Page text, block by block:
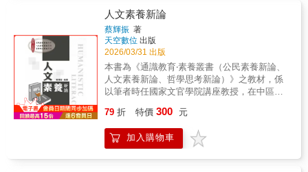
能內容不實。❈ ❈ ❈★從認識自己的偏誤開
始，透過案例分析了解周遭的世界，養成更開
闊的心態！書中收錄作者親自設計、解說的檢
查清單，將能幫助你練習逐一解析資訊，內化
成自然反應。▍背景知識：深入探討2大心理偏
誤——明明是錯誤資訊，為什麼我們還是選擇
相信？▍實務指南：攀爬「誤判階梯」的5個分
析步驟——查證事實僅僅只是第一步？如何保
護自己不受騙上當？▍解決方案：從個人到整
斥謬誤與謊言的世界保持清醒，我們可以怎麼
做？❈ ❈ ❈【各界名家好評如潮】【芝加哥
大學教授、國際貨幣基金組織前首席經濟學
哲學講座及線上課程，跟著古典哲學大師們一
起探討人生切身的大小問題。◎本書精選與時
代背景有關或對西洋哲學有深遠影響的理論，
讀者可一併了解西方哲學的傳統，如哲學的起
源、理想主義和現實主義、一元論和二元論
等，以及古希臘和中世紀的思想基礎差異。◎
除了介紹哲學家生平及理論核心，也描述哲學
哲學家穿著、表現手法，和拉斐爾的創作過
程⋯⋯成功結合哲學、歷史和藝術。
人文素養新論
蔡輝振 著
天空數位 出版
2026/03/31 出版
本書為《通識教育‧素養叢書（公民素養新論、
人文素養新論、哲學思考新論）》之教材，係
以筆者時任國家文官學院講座教授，在中區培
為基底，後隨著研究的深入，以及個人的體
悟，而有所新發現，進而補充而成，故曰《人
文素養新論》，意即有別於過往的論述。 本書
79 折 特價 300 元
加入購物車